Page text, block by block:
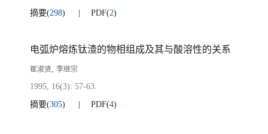
摘要(298) PDF(2)
电弧炉熔炼钛渣的物相组成及其与酸溶性的关系
崔淑贤, 李继宗
1995, 16(3): 57-63.
摘要(305) PDF(4)